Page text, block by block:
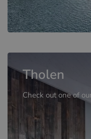
Tholen
Check out one of